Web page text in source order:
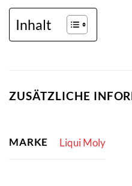
Inhalt
ZUSÄTZLICHE
MARKE Liqui Moly